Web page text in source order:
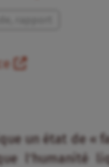
un état de «
l’humanité